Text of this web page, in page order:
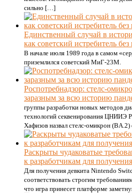
сильно […]
Единственный случай в
как советский истребитель
В начале июля 1989 года в самом
приземлился советский МиГ-23М.
Роспотребнадзор: стелс-
заразным за всю историю
группы разработки новых методов
технологий секвенирования ЦНИИЭ
Хафизов назвал стелс-омикрон
Раскрыты чудаковатые
к разработчикам для
Для получения девкита Nintendo
соответствовать строгим
что игра принесет платформе